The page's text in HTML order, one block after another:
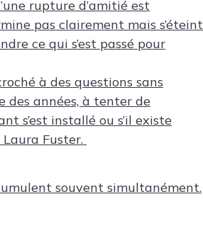
rupture d’amitié est
pas clairement mais s’éteint
ce qui s’est passé pour
à des questions sans
des années, à tenter de
s’est installé ou s’il existe
Fuster.
souvent simultanément.